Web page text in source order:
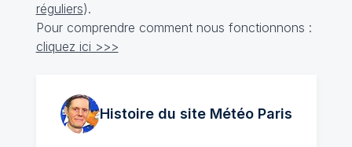
réguliers).
Pour comprendre comment nous fonctionnons :
cliquez ici >>>
Histoire du site MétéoParis